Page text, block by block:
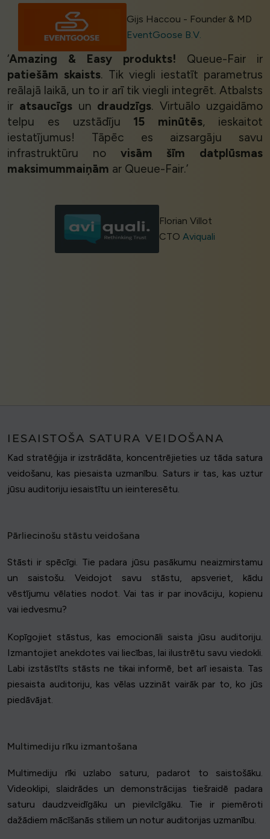
Gijs Haccou - Founder & MD
EventGoose B.V.
‘Amazing & Easy produkts! Queue-Fair ir
patiešām skaists. Tik viegli iestatīt parametrus
reālajā laikā, un to ir arī tik viegli integrēt. Atbalsts
ir atsaucīgsun draudzīgs. Virtuālo uzgaidāmo
telpu es uzstādīju 15 minūtēs, ieskaitot
iestatījumus! Tāpēc es aizsargāju savu
infrastruktūru no visām šīm datplūsmas
maksimummaiņām ar Queue-Fair.’
Florian Villot
CTOAviquali
IESAISTOŠA SATURA VEIDOŠANA
Kad stratēģija ir izstrādāta, koncentrējieties uz tāda satura
veidošanu, kas piesaista uzmanību. Saturs ir tas, kas uztur
jūsu auditoriju iesaistītu un ieinteresētu.
Pārliecinošu stāstu veidošana
Stāsti ir spēcīgi. Tie padara jūsu pasākumu neaizmirstamu
un saistošu. Veidojot savu stāstu, apsveriet, kādu
vēstījumu vēlaties nodot. Vai tas ir par inovāciju, kopienu
vai iedvesmu?
Kopīgojiet stāstus, kas emocionāli saista jūsu auditoriju.
Izmantojiet anekdotes vai liecības, lai ilustrētu savu viedokli.
Labi izstāstīts stāsts ne tikai informē, bet arī iesaista. Tas
piesaista auditoriju, kas vēlas uzzināt vairāk par to, ko jūs
piedāvājat.
Multimediju rīku izmantošana
Multimediju rīki uzlabo saturu, padarot to saistošāku.
Videoklipi, slaidrādes un demonstrācijas tiešraidē padara
saturu daudzveidīgāku un pievilcīgāku. Tie ir piemēroti
dažādiem mācīšanās stiliem un notur auditorijas uzmanību.